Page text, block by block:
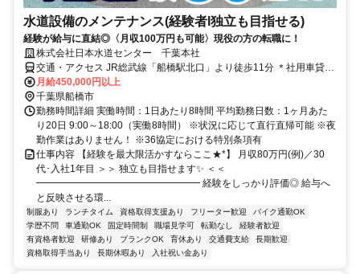
水道設備のメンテナンス(経験者l独立も目指せる)
経験が給与に直結◎〈月収100万円も可能〉現役の方の転職に！
株式会社日本水道センター 千葉本社
交通・アクセス JR総武線「船橋駅北口」より徒歩11分 ＊社用車貸与
(通勤利用可/ガソリン代は会社負担)、マイカー・原付通勤可、直行直
帰OK！
月給450,000円以上
千葉県船橋市
勤務時間詳細 実働時間：1日あたり8時間 平均勤務日数：1ヶ月あた
り20日 9:00～18:00（実働8時間） ※状況に応じて直行直帰可能 ※夜
勤作業はありません！ ※36協定における特別条項有
仕事内容 【経験を最大限活かすならここ★*】 月収80万円(例)／30
代･入社1年目 ＞＞ 独立も目指せます✨ ＜＜
━━━━━━━━━━━━━━━━━ 経験をしっかり評価◎ 給与へ
と反映させる環...
制服あり ランチタイム 資格取得支援あり フリーター歓迎
バイク通勤OK
学歴不問
車通勤OK 固定時間制 職場見学可 転勤なし
経験者歓迎
有資格者歓迎
研修あり ブランクOK 育休あり 交通費支給
長期歓迎
資格取得手当あり
長期休暇あり 入社祝い金あり